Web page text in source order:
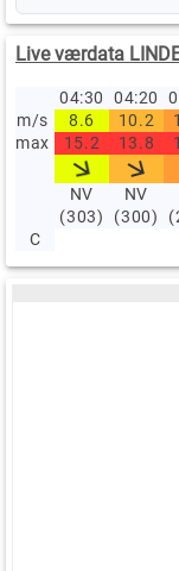
Live værdata
04:30 04:20
m/s
8.6 10.2
max
15.2 13.8
NV
(303)
NV
(300)
C